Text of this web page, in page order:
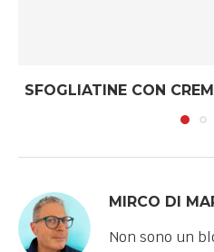
SFOGLIATINE CON
MIRCO DI
Non sono un